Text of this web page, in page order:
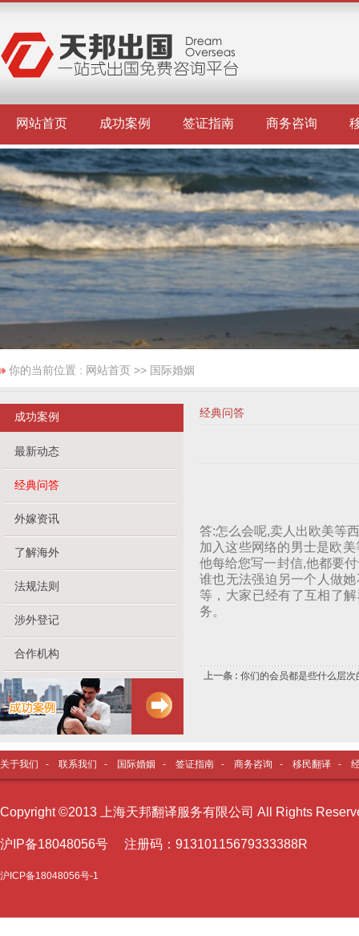
网站首页 成功案例 签证指南 商务咨询
你的当前位置 : 网站首页 >> 国际婚姻
成功案例
最新动态
经典问答
外嫁资讯
了解海外
法规法则
涉外登记
合作机构
经典问答
答:怎么会呢,卖人出欧美等
加入这些网络的男士是欧
他每给您写一封信,他都要
谁也无法强迫另一个人做
等，大家已经有了互相了
务。
上一条 : 你们的会员都是些什么层
关于我们 - 联系我们 - 国际婚姻 - 签证指南 - 商务咨询 - 移民翻译 -
Copyright ©2013 上海天邦翻译服务有限公司 All Rights
沪I P备18048056号 注册码：91310115679333388R
沪ICP备18048056号-1